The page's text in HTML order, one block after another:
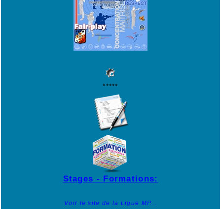
*****
Stages - Formations:
Voir le site de la Ligue MP...